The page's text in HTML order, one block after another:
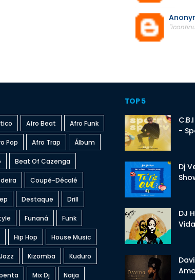
Afro Beat Afro Funk
Pop Afro Trap Álbum
Beat Of Cazenga
Coupé-Décalé
Destaque Drill
Funaná Funk
Hip Hop House Music
Jazz Kizomba Kuduro
Mix Dj Naija
TOP 5
-
Dj
DJ